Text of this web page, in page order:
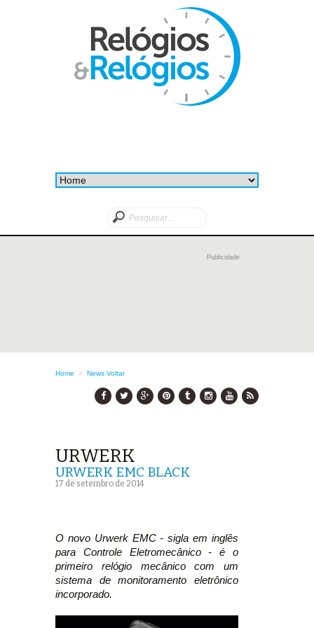
Publicidade
Home > News Voltar
URWERK
URWERK EMC BLACK
17 de setembro de 2014
O novo Urwerk EMC - sigla em inglês
para Controle Eletromecânico - é o
primeiro relógio mecânico com um
sistema de monitoramento eletrônico
incorporado.